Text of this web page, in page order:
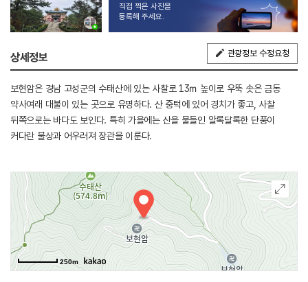
직접 찍은 사진을
등록해 주세요.
상세정보 관광정보 수정요청
보현암은 경남 고성군의 수태산에 있는 사찰로 13ｍ 높이로 우뚝 솟은 금동
약사여래 대불이 있는 곳으로 유명하다. 산 중턱에 있어 경치가 좋고, 사찰
뒤쪽으로는 바다도 보인다. 특히 가을에는 산을 물들인 알록달록한 단풍이
커다란 불상과 어우러져 장관을 이룬다.
250m